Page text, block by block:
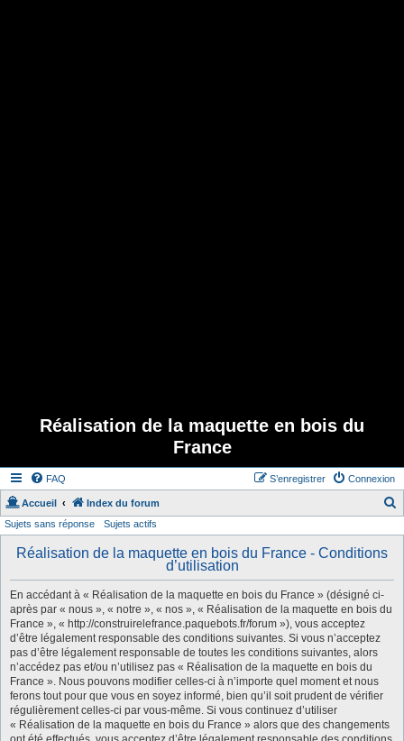
Réalisation de la maquette en bois du
France
FAQ Connexion
S’enregistrer
Accueil Index du forum
Sujets sans réponse Sujets actifs
Réalisation de la maquette en bois du France - Conditions
d’utilisation
En accédant à « Réalisation de la maquette en bois du France » (désigné ci-
après par « nous », « notre », « nos », « Réalisation de la maquette en bois du
France », « http://construirelefrance.paquebots.fr/forum »), vous acceptez
d’être légalement responsable des conditions suivantes. Si vous n’acceptez
pas d’être légalement responsable de toutes les conditions suivantes, alors
n’accédez pas et/ou n’utilisez pas « Réalisation de la maquette en bois du
France ». Nous pouvons modifier celles-ci à n’importe quel moment et nous
ferons tout pour que vous en soyez informé, bien qu’il soit prudent de vérifier
régulièrement celles-ci par vous-même. Si vous continuez d’utiliser
« Réalisation de la maquette en bois du France » alors que des changements